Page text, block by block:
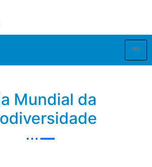
Mundial da